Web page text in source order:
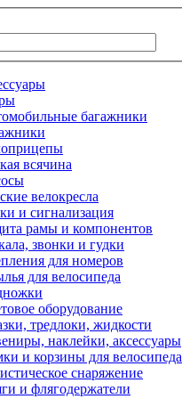
багажники
всячина
велокресла
и сигнализация
рамы и компонентов
звонки и гудки
для номеров
для велосипеда
оборудование
тредлоки, жидкости
наклейки, аксессуары
и корзины для велосипеда
снаряжение
и флягодержатели